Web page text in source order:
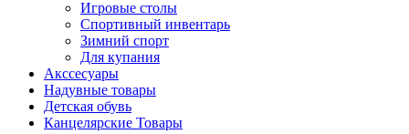
Игровые столы
Спортивный инвентарь
Зимний спорт
Для купания
Акссесуары
Надувные товары
Детская обувь
Канцелярские Товары